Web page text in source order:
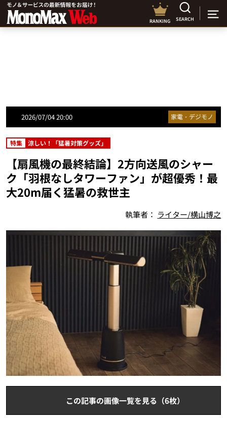
RANKING SEARCH
2026/07/04 20:00 家電・デジモノ
特集 涼しい！「猛暑対策グッズ」
【扇風機の最終結論】2方向送風のシャー
ク「羽根なしタワーファン」が超優秀！最
大20m届く猛暑の救世主
執筆者： ライター/横山博之
この記事の画像一覧を見る（6枚）